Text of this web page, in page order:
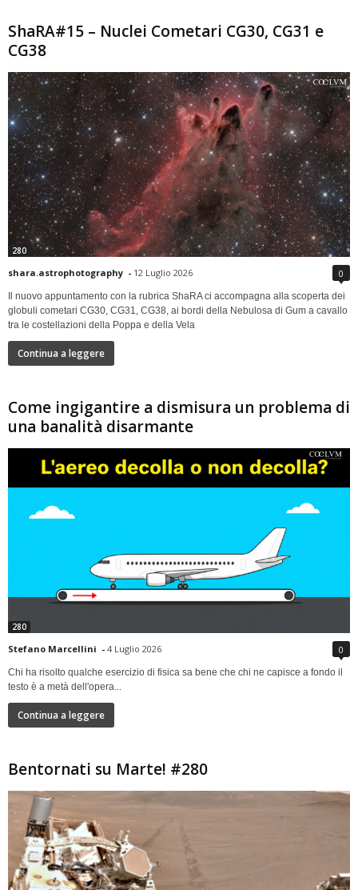
ShaRA#15 – Nuclei Cometari CG30, CG31 e
CG38
280
shara.astrophotography - 12 Luglio 2026 0
Il nuovo appuntamento con la rubrica ShaRA ci accompagna alla scoperta dei
globuli cometari CG30, CG31, CG38, ai bordi della Nebulosa di Gum a cavallo
tra le costellazioni della Poppa e della Vela
Continua a leggere
Come ingigantire a dismisura un problema di
una banalità disarmante
280
Stefano Marcellini - 4 Luglio 2026 0
Chi ha risolto qualche esercizio di fisica sa bene che chi ne capisce a fondo il
testo è a metà dell'opera...
Continua a leggere
Bentornati su Marte! #280